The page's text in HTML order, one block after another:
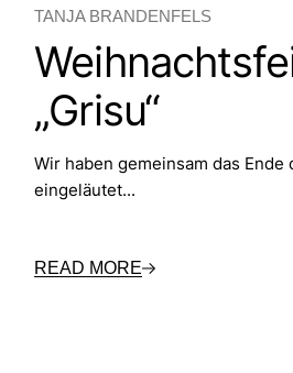
TANJA BRANDENFELS
„Grisu“
Wir haben gemeinsam das Ende
eingeläutet...
READ MORE